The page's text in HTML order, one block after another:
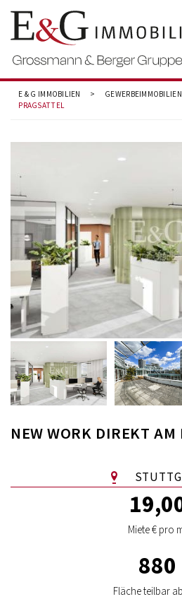
E & G IMMOBILIEN > GEWERBEIMMOBILIEN
PRAGSATTEL
NEW WORK DIREKT AM
Miete € pro
880
Fläche teilbar